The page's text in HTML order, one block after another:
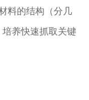
料的结构（分几
养快速抓取关键